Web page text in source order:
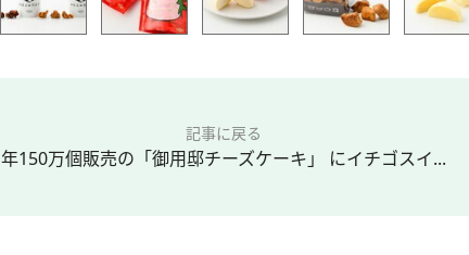
記事に戻る
年150万個販売の「御用邸チーズケーキ」 にイチゴスイ...